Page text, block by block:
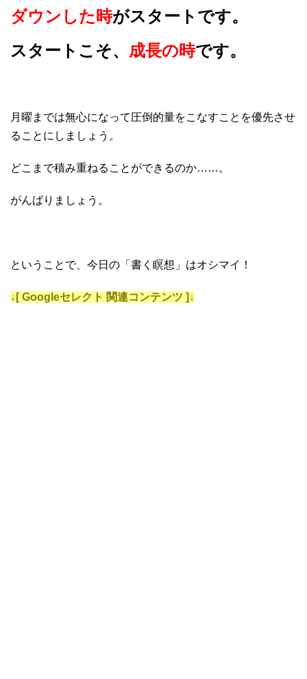
ダウンした時がスタートです。
スタートこそ、 成長の時です。
月曜までは無心になって圧倒的量をこなすことを優先させ
ることにしましょう。
どこまで積み重ねることができるのか……。
がんばりましょう。
ということで、今日の「書く瞑想」はオシマイ！
↓[ Googleセレクト 関連コンテンツ ]↓